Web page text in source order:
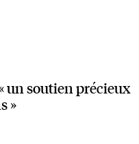
un soutien précieux
»